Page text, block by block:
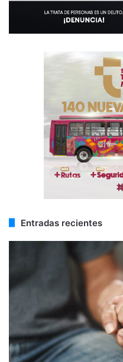
Entradas recientes